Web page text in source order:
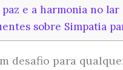
e a harmonia no lar
sobre Simpatia
desafio para